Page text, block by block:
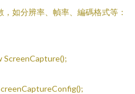
，如分辨率、幀率、編碼格式等：
ScreenCapture();